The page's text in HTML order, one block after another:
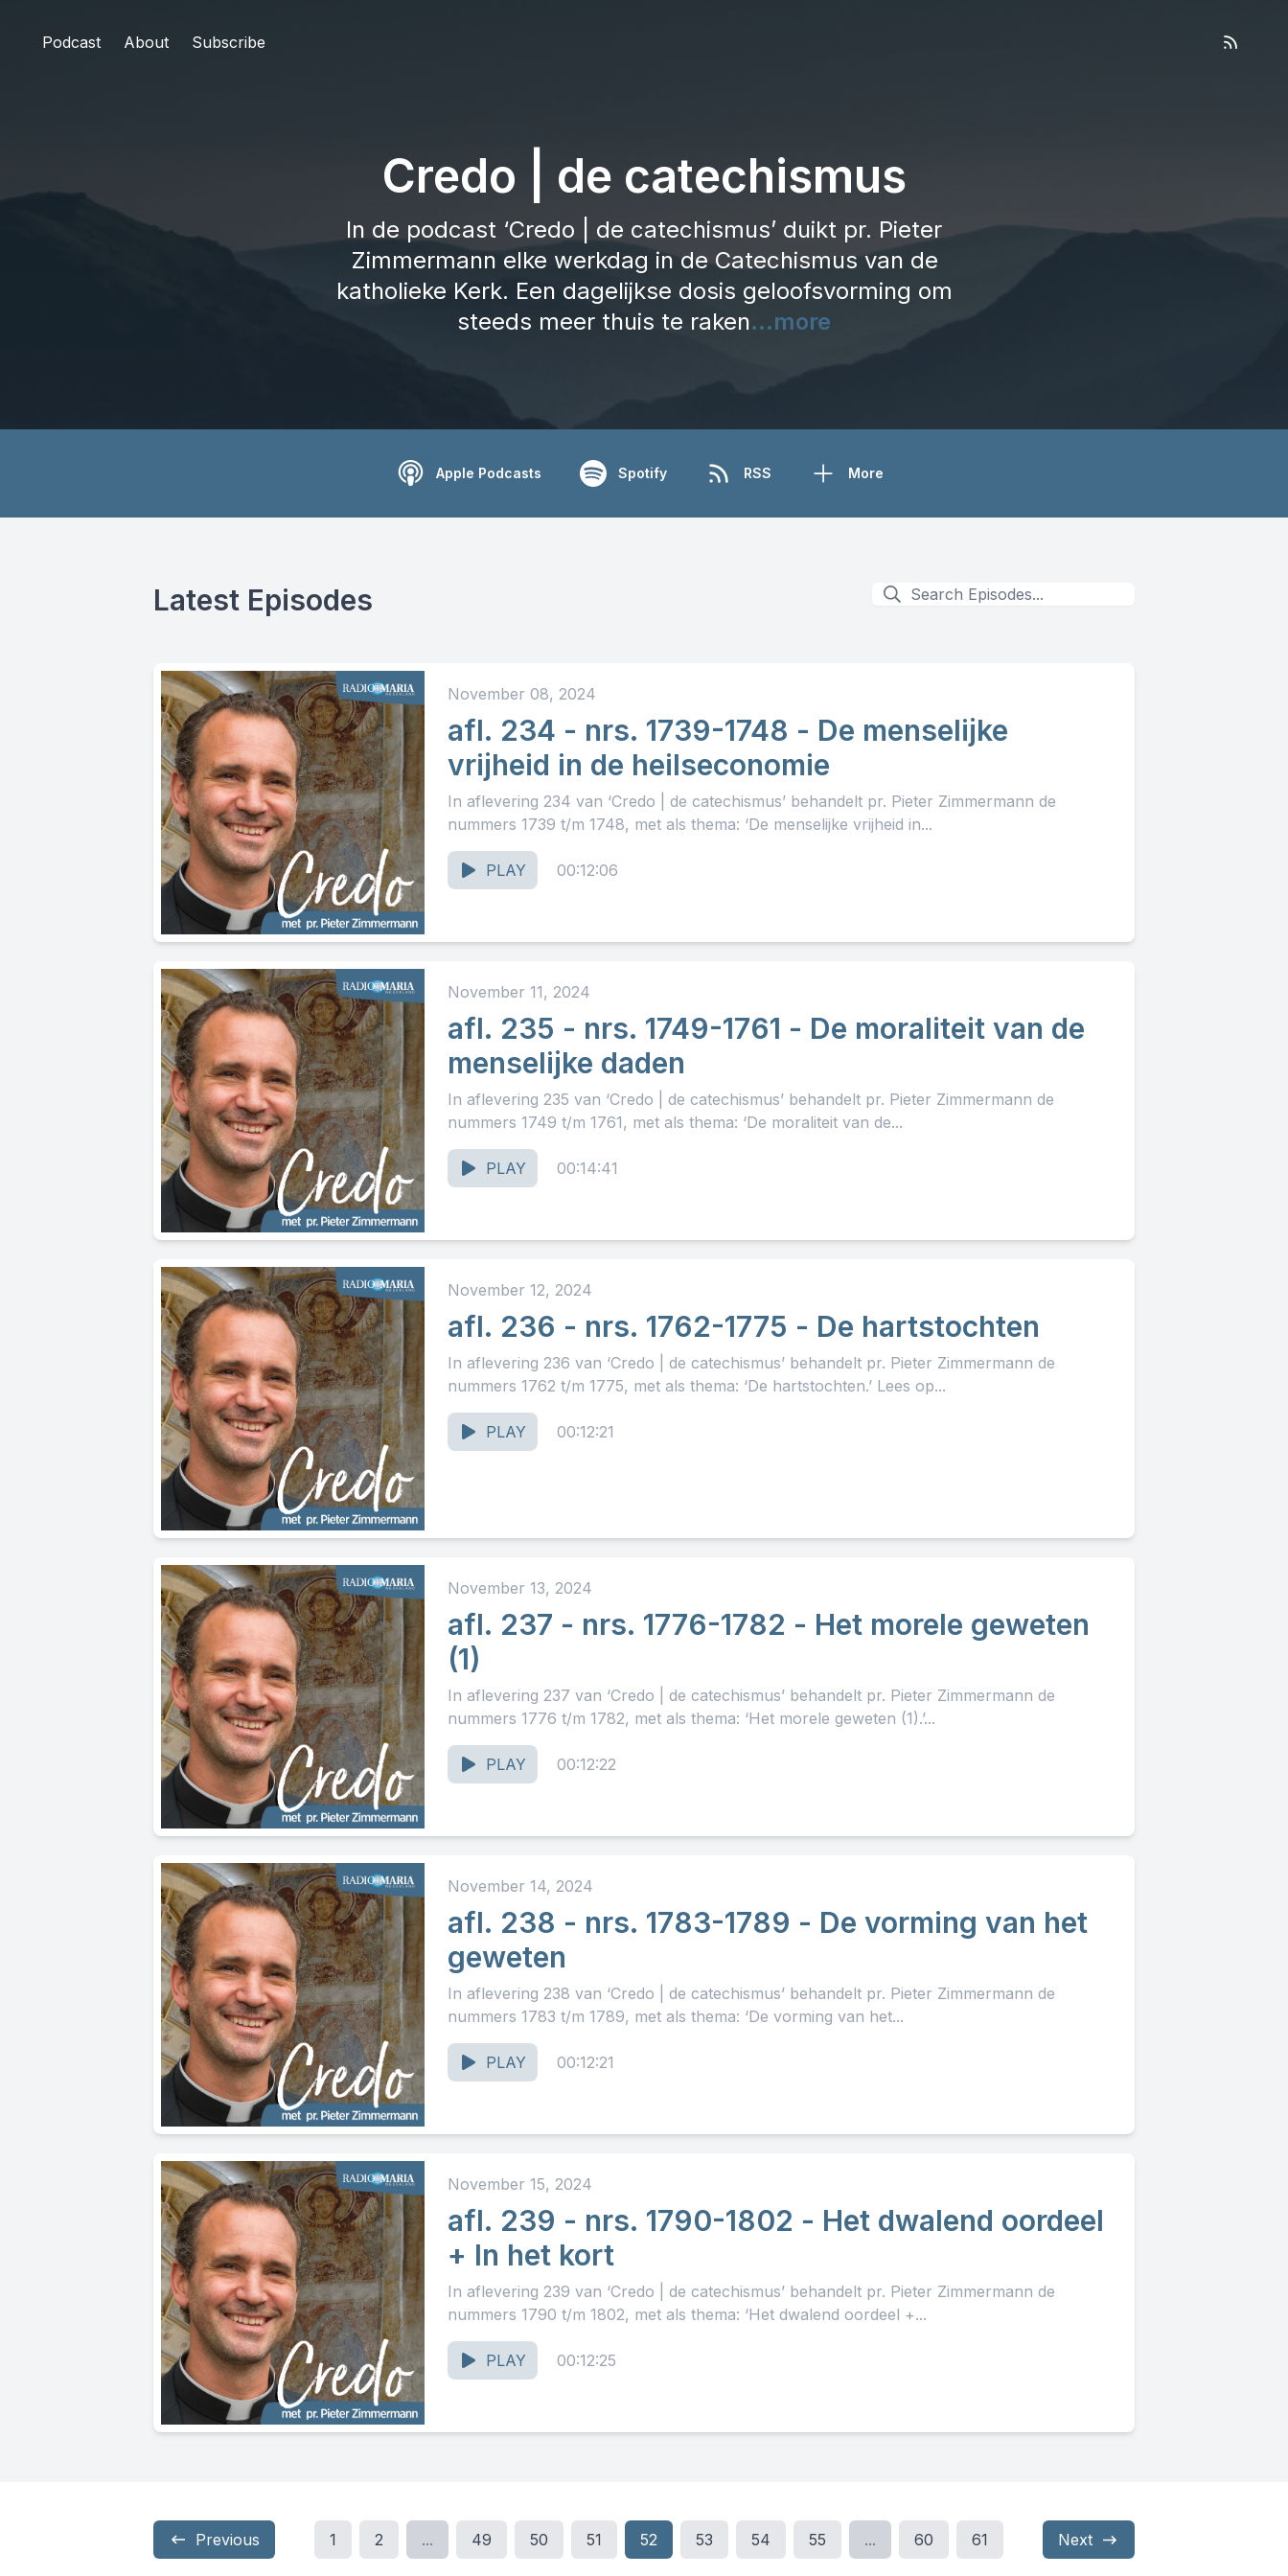
Podcast About Subscribe
Credo | de catechismus
In de podcast ‘Credo | de catechismus’ duikt pr. Pieter
Zimmermann elke werkdag in de Catechismus van de
katholieke Kerk. Een dagelijkse dosis geloofsvorming om
steeds meer thuis te raken...more
Apple Podcasts Spotify RSS More
Latest Episodes
November 08, 2024
afl. 234 - nrs. 1739-1748 - De menselijke
vrijheid in de heilseconomie
In aflevering 234 van ‘Credo | de catechismus’ behandelt pr. Pieter Zimmermann de
nummers 1739 t/m 1748, met als thema: ‘De menselijke vrijheid in...
PLAY 00:12:06
November 11, 2024
afl. 235 - nrs. 1749-1761 - De moraliteit van de
menselijke daden
In aflevering 235 van ‘Credo | de catechismus’ behandelt pr. Pieter Zimmermann de
nummers 1749 t/m 1761, met als thema: ‘De moraliteit van de...
PLAY 00:14:41
November 12, 2024
afl. 236 - nrs. 1762-1775 - De hartstochten
In aflevering 236 van ‘Credo | de catechismus’ behandelt pr. Pieter Zimmermann de
nummers 1762 t/m 1775, met als thema: ‘De hartstochten.’ Lees op...
PLAY 00:12:21
November 13, 2024
afl. 237 - nrs. 1776-1782 - Het morele geweten
(1)
In aflevering 237 van ‘Credo | de catechismus’ behandelt pr. Pieter Zimmermann de
nummers 1776 t/m 1782, met als thema: ‘Het morele geweten (1).’...
PLAY 00:12:22
November 14, 2024
afl. 238 - nrs. 1783-1789 - De vorming van het
geweten
In aflevering 238 van ‘Credo | de catechismus’ behandelt pr. Pieter Zimmermann de
nummers 1783 t/m 1789, met als thema: ‘De vorming van het...
PLAY 00:12:21
November 15, 2024
afl. 239 - nrs. 1790-1802 - Het dwalend oordeel
+ In het kort
In aflevering 239 van ‘Credo | de catechismus’ behandelt pr. Pieter Zimmermann de
nummers 1790 t/m 1802, met als thema: ‘Het dwalend oordeel +...
PLAY 00:12:25
Previous 1 2 ... 49 50 51 52 53 54 55 ... 60 61 Next